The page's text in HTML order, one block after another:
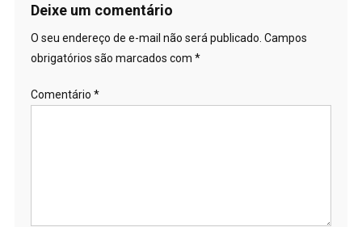
Deixe um comentário
O seu endereço de e-mail não será publicado. Campos
obrigatórios são marcados com *
Comentário *